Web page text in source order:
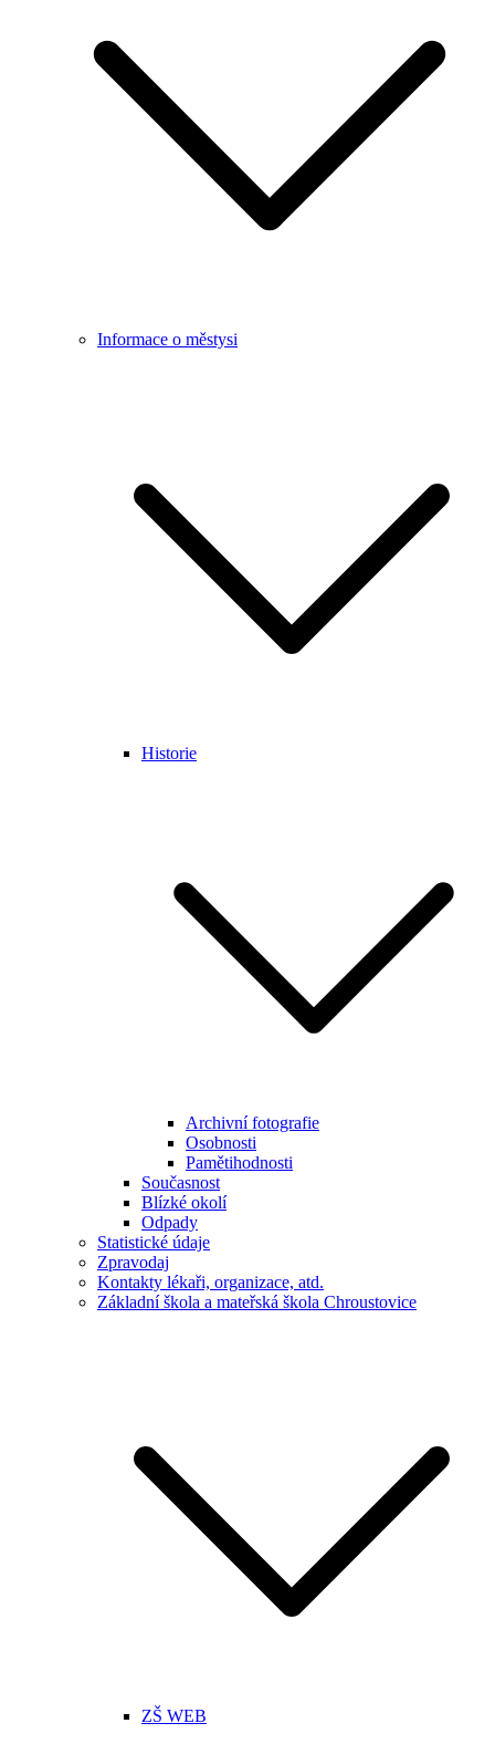
Informace o městysi
Historie
Archivní fotografie
Osobnosti
Pamětihodnosti
Současnost
Blízké okolí
Odpady
Statistické údaje
Zpravodaj
Kontakty lékaři, organizace, atd.
Základní škola a mateřská škola Chroustovice
ZŠ WEB